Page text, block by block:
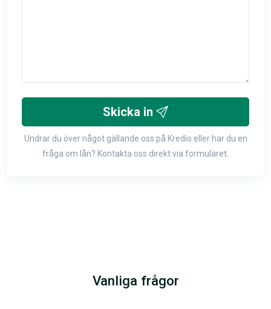
Skicka in
Undrar du över något gällande oss på Kredio eller har du en
fråga om lån? Kontakta oss direkt via formuläret.
Vanliga frågor